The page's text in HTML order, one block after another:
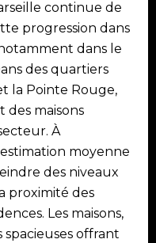
continue de
progression dans
dans le
des quartiers
la Pointe Rouge,
des maisons
À
moyenne
des niveaux
proximité des
Les maisons,
offrant